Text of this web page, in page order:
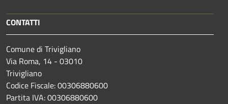
CONTATTI
Comune di Trivigliano
Via Roma, 14 - 03010
Trivigliano
Codice Fiscale: 00306880600
Partita IVA: 00306880600